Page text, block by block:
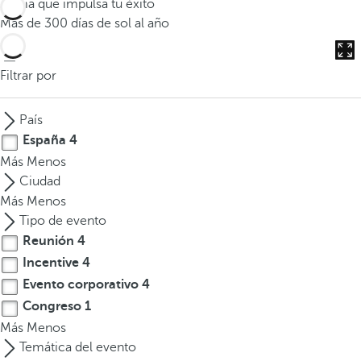
o
d
u
c
r
t
r
e
s
o
m
s
c
a
r
a
Clima que impulsa tu éxito
Más de 300 días de sol al año
Filtrar por
País
España 4
Más Menos
Ciudad
Más Menos
Tipo de evento
Reunión 4
Incentive 4
Evento corporativo 4
Congreso 1
Más Menos
Temática del evento